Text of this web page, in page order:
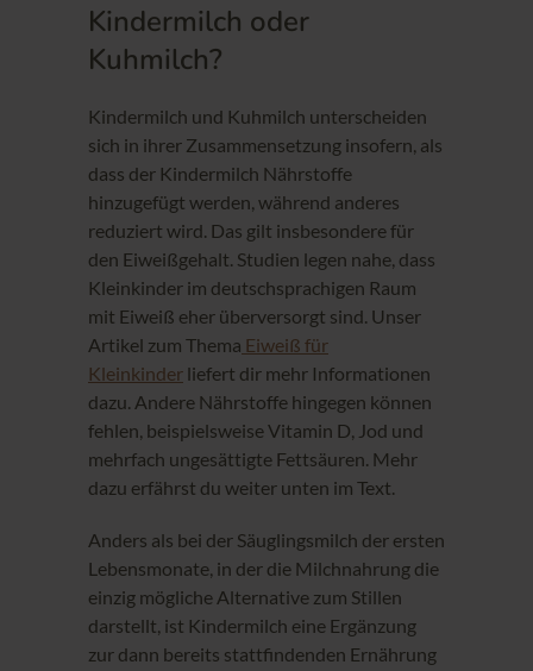
Kindermilch oder
Kuhmilch?
Kindermilch und Kuhmilch unterscheiden
sich in ihrer Zusammensetzung insofern, als
dass der Kindermilch Nährstoffe
hinzugefügt werden, während anderes
reduziert wird. Das gilt insbesondere für
den Eiweißgehalt. Studien legen nahe, dass
Kleinkinder im deutschsprachigen Raum
mit Eiweiß eher überversorgt sind. Unser
Artikel zum Thema Eiweiß für
Kleinkinder liefert dir mehr Informationen
dazu. Andere Nährstoffe hingegen können
fehlen, beispielsweise Vitamin D, Jod und
mehrfach ungesättigte Fettsäuren. Mehr
dazu erfährst du weiter unten im Text.
Anders als bei der Säuglingsmilch der ersten
Lebensmonate, in der die Milchnahrung die
einzig mögliche Alternative zum Stillen
darstellt, ist Kindermilch eine Ergänzung
zur dann bereits stattfindenden Ernährung